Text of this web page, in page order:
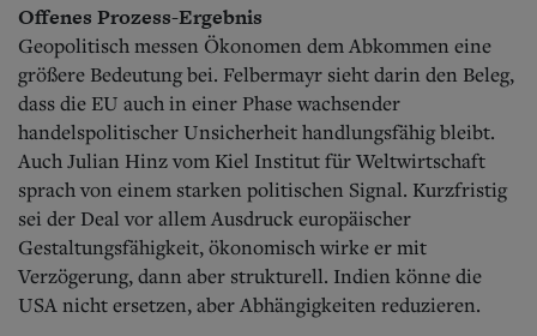
Offenes Prozess-Ergebnis
Geopolitisch messen Ökonomen dem Abkommen eine
größere Bedeutung bei. Felbermayr sieht darin den Beleg,
dass die EU auch in einer Phase wachsender
handelspolitischer Unsicherheit handlungsfähig bleibt.
Auch Julian Hinz vom Kiel Institut für Weltwirtschaft
sprach von einem starken politischen Signal. Kurzfristig
sei der Deal vor allem Ausdruck europäischer
Gestaltungsfähigkeit, ökonomisch wirke er mit
Verzögerung, dann aber strukturell. Indien könne die
USA nicht ersetzen, aber Abhängigkeiten reduzieren.